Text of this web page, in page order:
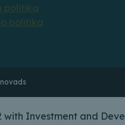
politika
politika
with Investment and